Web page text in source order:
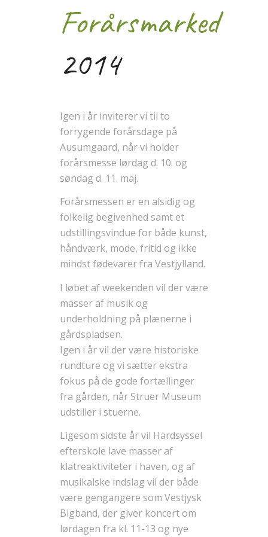
Forårsmarked
2014
Igen i år inviterer vi til to
forrygende forårsdage på
Ausumgaard, når vi holder
forårsmesse lørdag d. 10. og
søndag d. 11. maj.
Forårsmessen er en alsidig og
folkelig begivenhed samt et
udstillingsvindue for både kunst,
håndværk, mode, fritid og ikke
mindst fødevarer fra Vestjylland.
I løbet af weekenden vil der være
masser af musik og
underholdning på plænerne i
gårdspladsen.
Igen i år vil der være historiske
rundture og vi sætter ekstra
fokus på de gode fortællinger
fra gården, når Struer Museum
udstiller i stuerne.
Ligesom sidste år vil Hardsyssel
efterskole lave masser af
klatreaktiviteter i haven, og af
musikalske indslag vil der både
være gengangere som Vestjysk
Bigband, der giver koncert om
lørdagen fra kl. 11-13 og nye